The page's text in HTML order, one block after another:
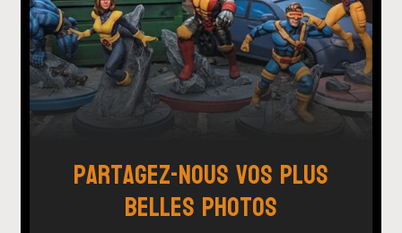
Partagez-nous vos plus
belles photos